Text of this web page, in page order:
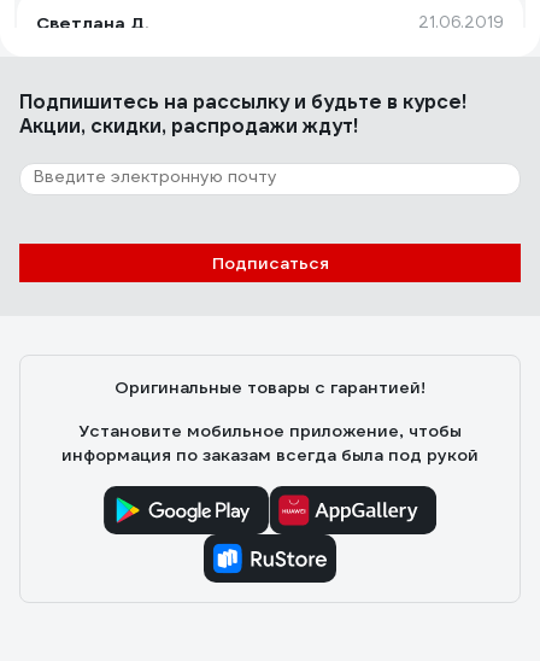
Светлана Д. 21.06.2019
Цена
6 отзывов
Отзыв о СИБИН 50215-06
копотинцев татьяна михайловна
Подпишитесь на рассылкуи будьте в курсе!
Акции, скидки, распродажи ждут!
Подписаться
Оригинальные товары с гарантией!
Установите мобильное приложение, чтобы
информация по заказам всегда была под рукой